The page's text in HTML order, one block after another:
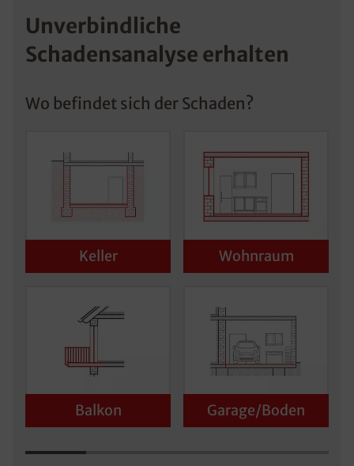
Unverbindliche
Schadensanalyse erhalten
Wo befindet sich der Schaden?
Keller Wohnraum
Balkon Garage/Boden